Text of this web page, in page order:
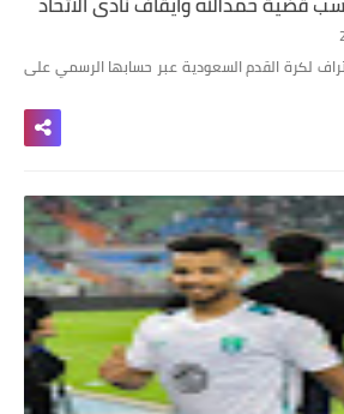
لكرة القدم السعودية عبر حسابها الرسمي على